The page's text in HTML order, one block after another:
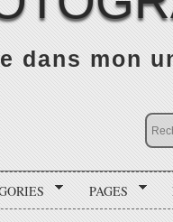
dans mon
PAGES